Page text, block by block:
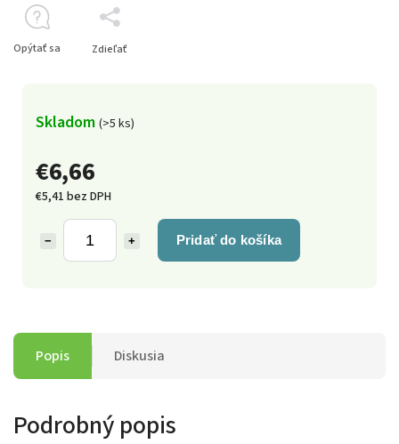
€6,66
€5,41 bez DPH
+
− Pridať do košíka
Skladom (>5 ks)
Opýtať sa Zdieľať
Popis Diskusia
Podrobný popis